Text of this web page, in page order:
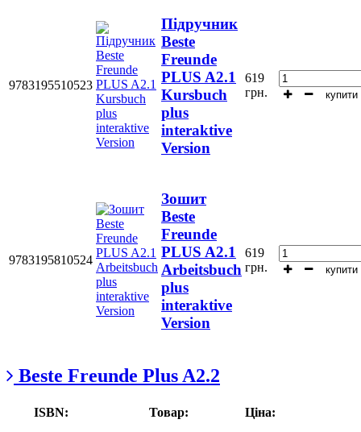
9783195510523
Підручник
Beste
Freunde
PLUS A2.1
Kursbuch
plus
interaktive
Version
619
грн.
купити
9783195810524
Зошит
Beste
Freunde
PLUS A2.1
Arbeitsbuch
plus
interaktive
Version
619
грн.
купити
Beste Freunde Plus A2.2
ISBN: Товар: Ціна: